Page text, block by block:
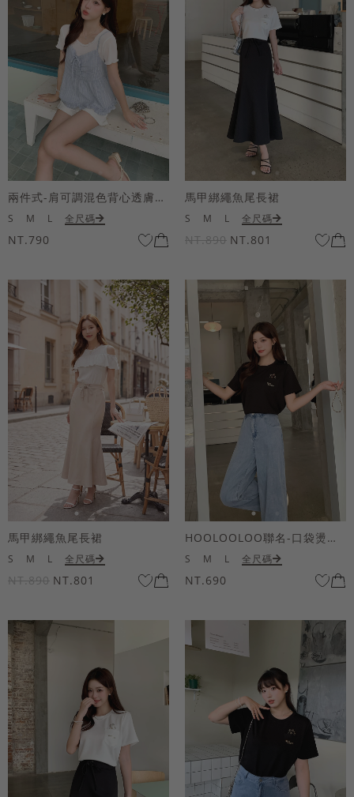
兩件式-肩可調混色背心透膚上衣套組
S M L 全尺碼
NT.790
馬甲綁繩魚尾長裙
S M L 全尺碼
NT.890 NT.801
馬甲綁繩魚尾長裙
S M L 全尺碼
NT.890 NT.801
HOOLOOLOO聯名-口袋燙金KUKU熊短袖上衣
S M L 全尺碼
NT.690